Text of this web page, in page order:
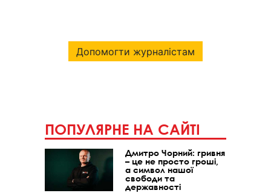
Допомогти журналістам
ПОПУЛЯРНЕ НА САЙТІ
Дмитро Чорний: гривня
– це не просто гроші,
а символ нашої
свободи та
державності